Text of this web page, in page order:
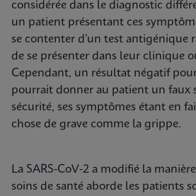
considérée dans le diagnostic
un patient présentant ces
se contenter d’un test antigénique
de se présenter dans leur clinique
Cependant, un résultat négatif
pourrait donner au patient un faux
sécurité, ses symptômes étant en
chose de grave comme la grippe.
La SARS-CoV-2 a modifié la
soins de santé aborde les patients